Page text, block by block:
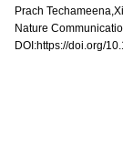
Prach
Nature
DOI:https://doi.org/